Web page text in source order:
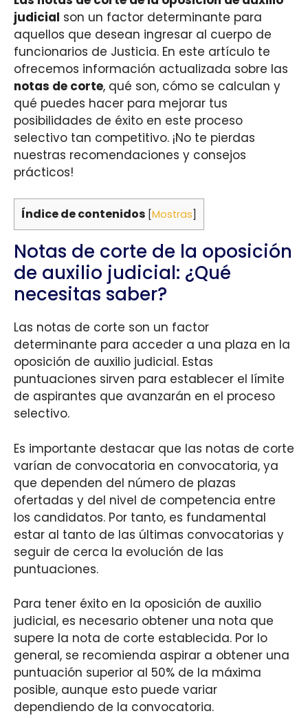
judicial son un factor determinante para
aquellos que desean ingresar al cuerpo de
funcionarios de Justicia. En este artículo te
ofrecemos información actualizada sobre las
notas de corte, qué son, cómo se calculan y
qué puedes hacer para mejorar tus
posibilidades de éxito en este proceso
selectivo tan competitivo. ¡No te pierdas
nuestras recomendaciones y consejos
prácticos!
Índice de contenidos [Mostras]
Notas de corte de la oposición
de auxilio judicial: ¿Qué
necesitas saber?
Las notas de corte son un factor
determinante para acceder a una plaza en la
oposición de auxilio judicial. Estas
puntuaciones sirven para establecer el límite
de aspirantes que avanzarán en el proceso
selectivo.
Es importante destacar que las notas de corte
varían de convocatoria en convocatoria, ya
que dependen del número de plazas
ofertadas y del nivel de competencia entre
los candidatos. Por tanto, es fundamental
estar al tanto de las últimas convocatorias y
seguir de cerca la evolución de las
puntuaciones.
Para tener éxito en la oposición de auxilio
judicial, es necesario obtener una nota que
supere la nota de corte establecida. Por lo
general, se recomienda aspirar a obtener una
puntuación superior al 50% de la máxima
posible, aunque esto puede variar
dependiendo de la convocatoria.